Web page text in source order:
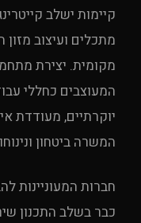
מתכלים ועיצוב
המעוצבים כחללי
יוקרתיים, מעודדת
המשרה ביטחון
חברות המעוניינות
כבר בשלב התכנון